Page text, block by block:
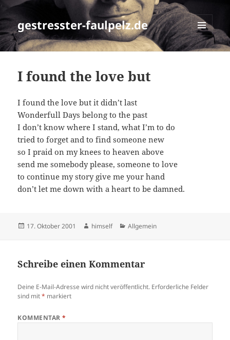
gestresster-faulpelz.de
MENÜ
UND
I found the love but
I found the love but it didn’t last
Wonderfull Days belong to the past
I don’t know where I stand, what I’m to do
tried to forget and to find someone new
so I praid on my knees to heaven above
send me somebody please, someone to love
to continue my story give me your hand
don’t let me down with a heart to be damned.
Veröffentlicht
17. Oktober 2001 Autor
himself Kategorien
Allgemein
Schreibe einen Kommentar
Deine E-Mail-Adresse wird nicht veröffentlicht. Erforderliche Felder
sind mit* markiert
KOMMENTAR*